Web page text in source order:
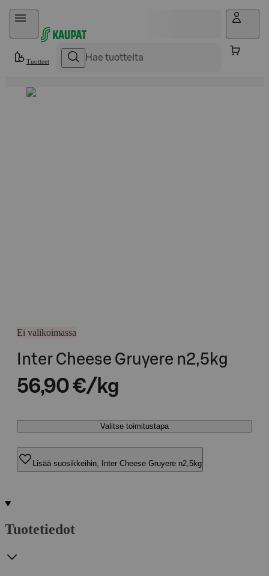
Hyppää sisältöön
Tuotteet
Ei valikoimassa
Inter Cheese Gruyere n2,5kg
56,90 €/kg
Valitse toimitustapa
Lisää suosikkeihin, Inter Cheese Gruyere n2,5kg
Tuotetiedot